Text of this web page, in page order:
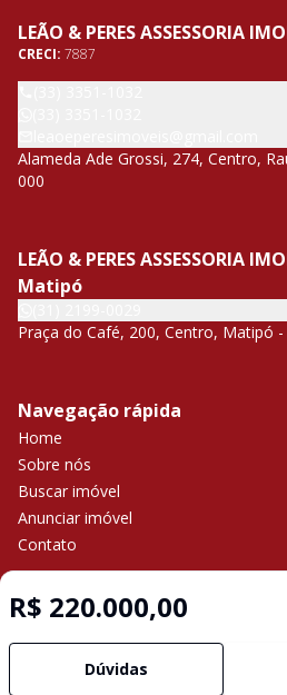
R$ 220.000,00
Dúvidas
LEÃO & PERES ASSESSORIA
CRECI: 7887
Alameda Ade Grossi, 274, Centro,
000
LEÃO & PERES ASSESSORIA
Matipó
Praça do Café, 200, Centro, Matipó
Navegação rápida
Home
Sobre nós
Buscar imóvel
Anunciar imóvel
Contato
Selo de